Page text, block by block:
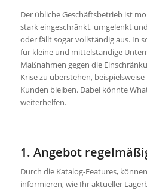
Der übliche Geschäftsbetrieb ist
stark eingeschränkt, umgelenkt
oder fällt sogar vollständig aus. In
für kleine und mittelständige
Maßnahmen gegen die
Krise zu überstehen,
Kunden bleiben. Dabei könnte
weiterhelfen.
1. Angebot
Durch die Katalog-Features,
informieren, wie Ihr aktueller